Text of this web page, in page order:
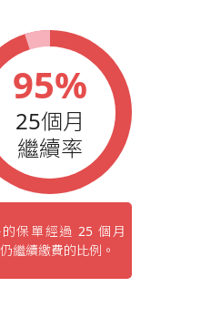
95%
25個月
繼續率
保單經過 25 個月
繼續繳費的比例。